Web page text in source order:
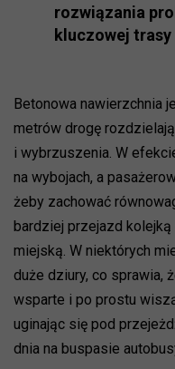
rozwiązania
kluczowej
Betonowa nawierzchnia
metrów drogę
i wybrzuszenia. W
na wybojach, a
żeby zachować
bardziej przejazd
miejską. W niektórych
duże dziury, co sprawia,
wsparte i po prostu
uginając się pod
dnia na buspasie